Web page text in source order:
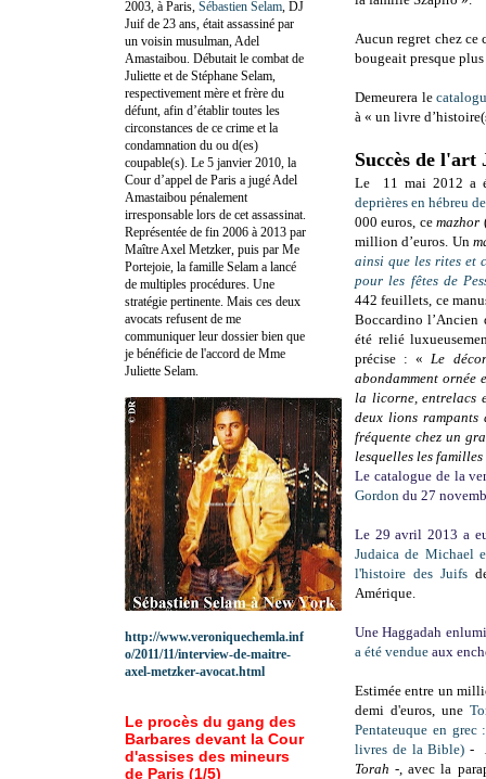
Aucun regret chez
bougeait presque
Demeurera le
à « un livre
Succès de l'art
Le 11 mai 2012 a
deprières en hébreu
000 euros, cemazhor
million d’euros. Un
ainsi que les rites et
pour les fêtes de
442 feuillets, ce
Boccardino l’Ancien
été relié
précise : «Le
abondamment ornée
la licorne, entrelacs
deux lions rampants
fréquente chez un
lesquelles les
Le catalogue de la
Gordon du 27
Le 29 avril 2013 a
Judaica de Michael
l'histoire des Juifs
Amérique.
Une Haggadah
a été vendue aux
Estimée entre un
demi d'euros, une
Pentateuque en grec
livres de la Bible) -
Torah -, avec la
2003, à Paris, Sébastien Selam , DJ
Juif de 23 ans, était assassiné par
un voisin musulman, Adel
Amastaibou. Débutait le combat de
Juliette et de Stéphane Selam,
respectivement mère et frère du
défunt, afin d’établir toutes les
circonstances de ce crime et la
condamnation du ou d(es)
coupable(s). Le 5 janvier 2010, la
Cour d’appel de Paris a jugé Adel
Amastaibou pénalement
irresponsable lors de cet assassinat.
Représentée de fin 2006 à 2013 par
Maître Axel Metzker, puis par Me
Portejoie, la famille Selam a lancé
de multiples procédures. Une
stratégie pertinente. Mais ces deux
avocats refusent de me
communiquer leur dossier bien que
je bénéficie de l'accord de Mme
Juliette Selam.
http://www.veroniquechemla.inf
o/2011/11/interview-de-maitre-
axel-metzker-avocat.html
Le procès du gang des
Barbares devant la Cour
d'assises des mineurs
de Paris (1/5)